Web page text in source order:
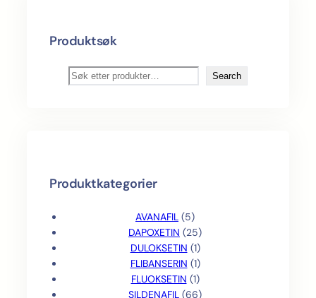
Produktsøk
ø
Search
Produktkategorier
AVANAFIL 55
p
r
o
d
u
DAPOXETIN 252
5
p
r
o
DULOKSETIN 11
p
r
o
FLIBANSERIN 11
p
r
FLUOKSETIN 11
p
SILDENAFIL 666